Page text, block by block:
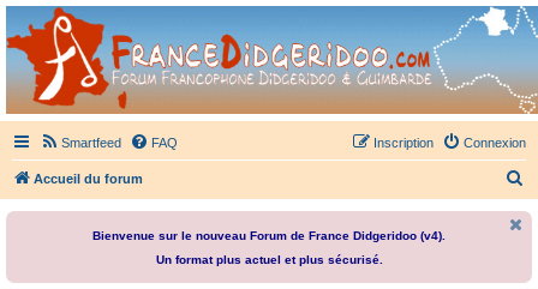
France Didgeridoo
Didgeridoo et Guimbarde sur France Didgeridoo - retrouvez la communauté.
Smartfeed FAQ Connexion
Inscription
Accueil du forum
Bienvenue sur le nouveau Forum de France Didgeridoo (v4).
Un format plus actuel et plus sécurisé.